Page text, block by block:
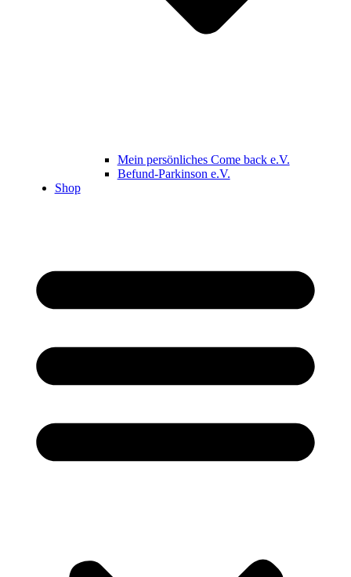
Mein persönliches Come back e.V.
Befund-Parkinson e.V.
Shop